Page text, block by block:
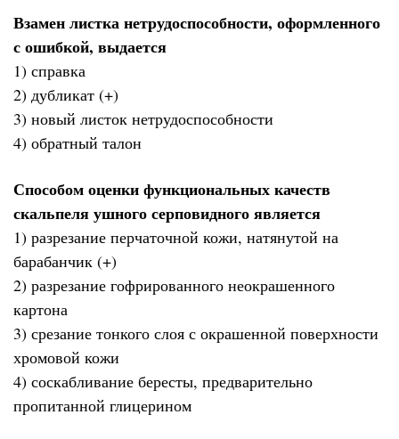
Взамен листка нетрудоспособности, оформленного
с ошибкой, выдается
1) справка
2) дубликат (+)
3) новый листок нетрудоспособности
4) обратный талон
Способом оценки функциональных качеств
скальпеля ушного серповидного является
1) разрезание перчаточной кожи, натянутой на
барабанчик (+)
2) разрезание гофрированного неокрашенного
картона
3) срезание тонкого слоя с окрашенной поверхности
хромовой кожи
4) соскабливание бересты, предварительно
пропитанной глицерином